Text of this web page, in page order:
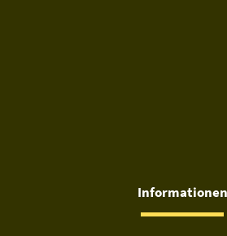
Informationen